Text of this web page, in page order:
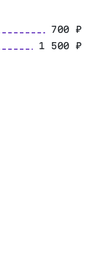
700₽
1 500₽